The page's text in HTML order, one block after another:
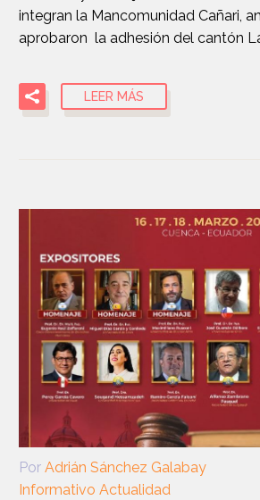
integran la Mancomunidad Cañari,
aprobaron la adhesión del cantón
LEER MÁS
Por Adrián Sánchez Galabay
Informativo Actualidad